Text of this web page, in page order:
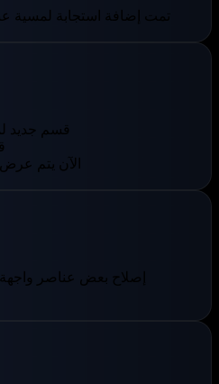
- تمت إضافة استجابة لمسية
- قسم جديد
- الآن يتم
- إصلاح بعض عناصر